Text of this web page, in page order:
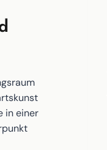
in einer